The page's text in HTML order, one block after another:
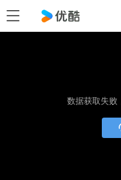
数据获取失败